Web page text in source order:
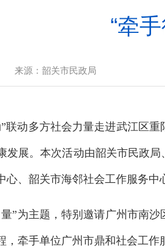
“牵
来源： 韶关市民政局
动多方社会力量走进武江区重
发展。本次活动由韶关市民政
心、韶关市海邻社会工作服务中
为主题，特别邀请广州市南沙
，牵手单位广州市鼎和社会工作